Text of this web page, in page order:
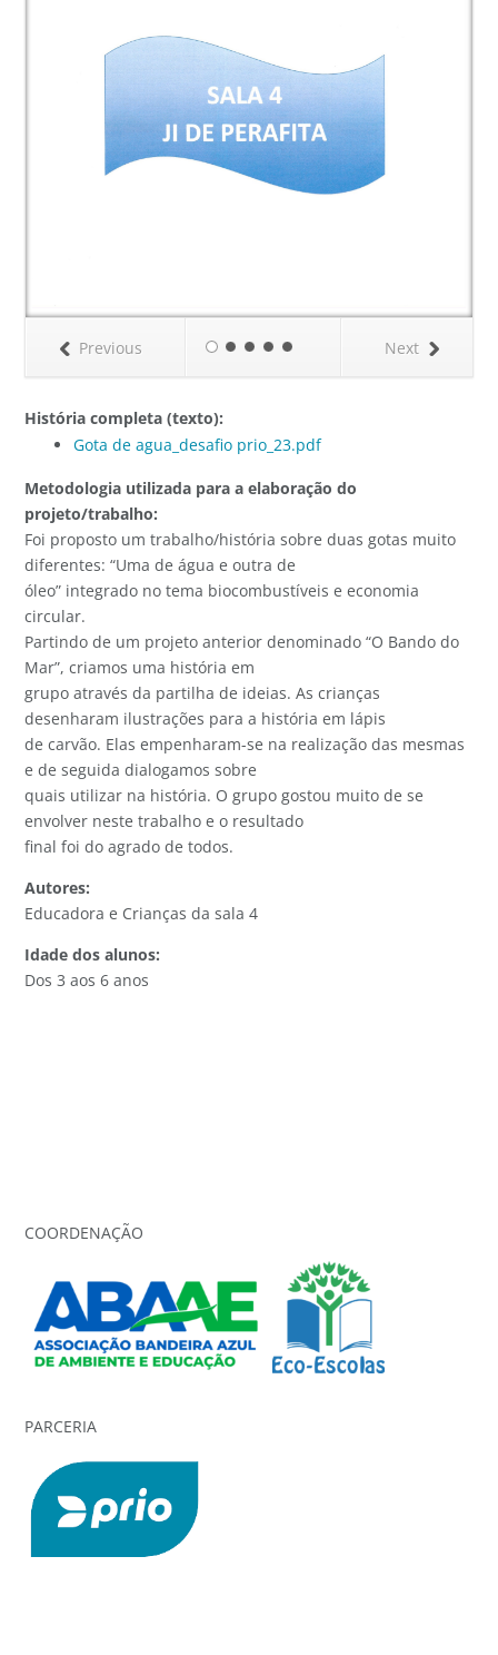
Next
Previous
História completa (texto):
Gota de agua_desafio prio_23.pdf
Metodologia utilizada para a elaboração do
projeto/trabalho:
Foi proposto um trabalho/história sobre duas gotas muito
diferentes: “Uma de água e outra de
óleo” integrado no tema biocombustíveis e economia
circular.
Partindo de um projeto anterior denominado “O Bando do
Mar”, criamos uma história em
grupo através da partilha de ideias. As crianças
desenharam ilustrações para a história em lápis
de carvão. Elas empenharam-se na realização das mesmas
e de seguida dialogamos sobre
quais utilizar na história. O grupo gostou muito de se
envolver neste trabalho e o resultado
final foi do agrado de todos.
Autores:
Educadora e Crianças da sala 4
Idade dos alunos:
Dos 3 aos 6 anos
COORDENAÇÃO
PARCERIA